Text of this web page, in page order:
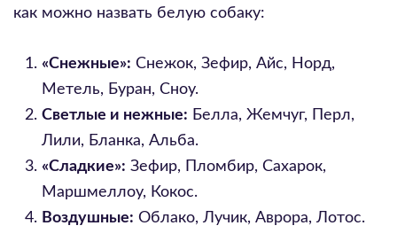
как можно назвать белую собаку:
«Снежные»: Снежок, Зефир, Айс, Норд,
Метель, Буран, Сноу.
Светлые и нежные: Белла, Жемчуг, Перл,
Лили, Бланка, Альба.
«Сладкие»: Зефир, Пломбир, Сахарок,
Маршмеллоу, Кокос.
Воздушные: Облако, Лучик, Аврора, Лотос.